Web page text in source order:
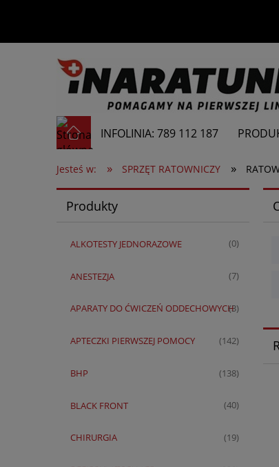
INFOLINIA: 789 112 187
Jesteś w: » SPRZĘT RATOWNICZY »
Produkty
ALKOTESTY JEDNORAZOWE (0)
ANESTEZJA (7)
APARATY DO ĆWICZEŃ ODDECHOWYCH(3)
APTECZKI PIERWSZEJ POMOCY (142)
BHP (138)
BLACK FRONT (40)
CHIRURGIA (19)